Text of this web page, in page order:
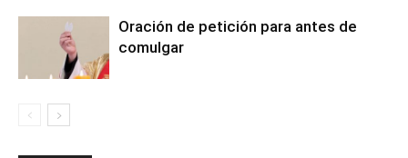
Oración de petición para antes de
comulgar